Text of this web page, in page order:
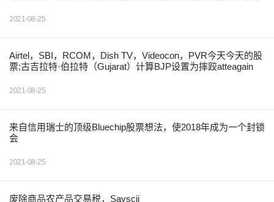
2021-08-25
Airtel，SBI，RCOM，Dish TV，Videocon，PVR今天今天的股
票;古吉拉特·伯拉特（Gujarat）计算BJP设置为摔跤atteagain
2021-08-25
来自信用瑞士的顶级Bluechip股票想法，使2018年成为一个封锁
会
2021-08-25
废除商品农产品交易税，Sayscii